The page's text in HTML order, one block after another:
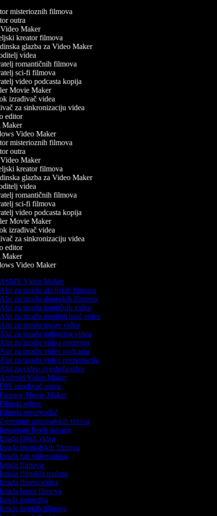
misterioznih filmova
outra
Maker
kreator filmova
glazba za Video Maker
videa
romantičnih filmova
sci-fi filmova
video podcasta kopija
Movie Maker
izrađivač videa
za sinkronizaciju videa
editor
Video Maker
misterioznih filmova
outra
Maker
kreator filmova
glazba za Video Maker
videa
romantičnih filmova
sci-fi filmova
video podcasta kopija
Movie Maker
izrađivač videa
za sinkronizaciju videa
editor
Video Maker
Video Maker
za izradu akcijskih filmova
za izradu dramskih filmova
za izradu komičnih videa
za izradu modnih haul videa
za izradu teaser videa
za izradu unboxing videa
za izradu video intervjua
za izradu video podcasta
za izradu video prezentacija
za video svjedočanstva
Video Maker
izrađivač videa
Movie Maker
editor
proizvođač
automatskih titlova
Reels kreator
Q&A videa
biografskih filmova
fan videozapisa
filmova
filmskih trailera
fitness videa
horor filmova
komedija
kratkih filmova